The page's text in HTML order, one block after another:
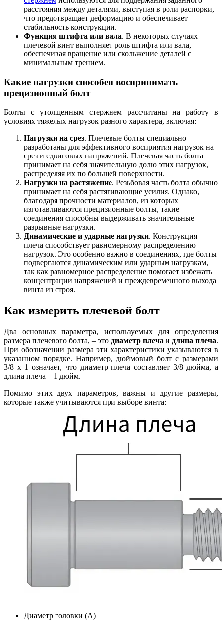
расстояния между деталями, выступая в роли распорки,
что предотвращает деформацию и обеспечивает
стабильность конструкции.
Функция штифта или вала. В некоторых случаях
плечевой винт выполняет роль штифта или вала,
обеспечивая вращение или скольжение деталей с
минимальным трением.
Какие нагрузки способен воспринимать
прецизионный болт
Болты с утолщенным стержнем рассчитаны на работу в
условиях тяжелых нагрузок разного характера, включая:
Нагрузки на срез. Плечевые болты специально
разработаны для эффективного восприятия нагрузок на
срез и сдвиговых напряжений. Плечевая часть болта
принимает на себя значительную долю этих нагрузок,
распределяя их по большей поверхности.
Нагрузки на растяжение. Резьбовая часть болта обычно
принимает на себя растягивающие усилия. Однако,
благодаря прочности материалов, из которых
изготавливаются прецизионные болты, такие
соединения способны выдерживать значительные
разрывные нагрузки.
Динамические и ударные нагрузки. Конструкция
плеча способствует равномерному распределению
нагрузок. Это особенно важно в соединениях, где болты
подвергаются динамическим или ударным нагрузкам,
так как равномерное распределение помогает избежать
концентрации напряжений и преждевременного выхода
винта из строя.
Как измерить плечевой болт
Два основных параметра, используемых для определения
размера плечевого болта, – это диаметр плеча и длина плеча.
При обозначении размера эти характеристики указываются в
указанном порядке. Например, дюймовый болт с размерами
3/8 x 1 означает, что диаметр плеча составляет 3/8 дюйма, а
длина плеча – 1 дюйм.
Помимо этих двух параметров, важны и другие размеры,
которые также учитываются при выборе винта:
Диаметр головки (A)